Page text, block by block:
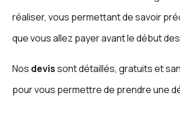
réaliser, vous permettant de savoir
que vous allez payer avant le début
Nos devissont détaillés, gratuits et
pour vous permettre de prendre une